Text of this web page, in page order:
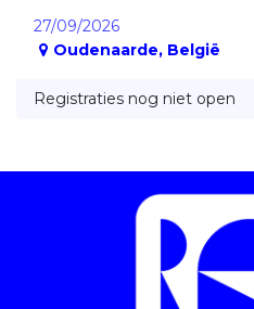
27/09/2026
Oudenaarde, België
Registraties nog niet open